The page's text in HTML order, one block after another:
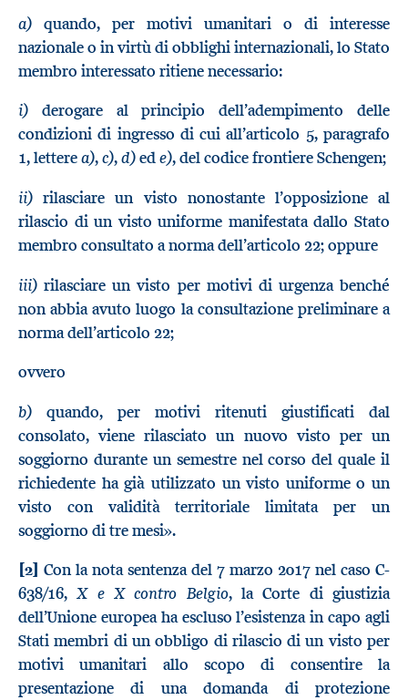
a) quando, per motivi umanitari o di interesse
nazionale o in virtù di obblighi internazionali, lo Stato
membro interessato ritiene necessario:
i) derogare al principio dell’adempimento delle
condizioni di ingresso di cui all’articolo 5, paragrafo
1, letterea),c),d)ede), del codice frontiere Schengen;
ii) rilasciare un visto nonostante l’opposizione al
rilascio di un visto uniforme manifestata dallo Stato
membro consultato a norma dell’articolo 22; oppure
iii) rilasciare un visto per motivi di urgenza benché
non abbia avuto luogo la consultazione preliminare a
norma dell’articolo 22;
ovvero
b) quando, per motivi ritenuti giustificati dal
consolato, viene rilasciato un nuovo visto per un
soggiorno durante un semestre nel corso del quale il
richiedente ha già utilizzato un visto uniforme o un
visto con validità territoriale limitata per un
soggiorno di tre mesi».
[2] Con la nota sentenza del 7 marzo 2017 nel caso C-
638/16,X e X contro Belgio, la Corte di giustizia
dell’Unione europea ha escluso l’esistenza in capo agli
Stati membri di un obbligo di rilascio di un visto per
motivi umanitari allo scopo di consentire la
presentazione di una domanda di protezione